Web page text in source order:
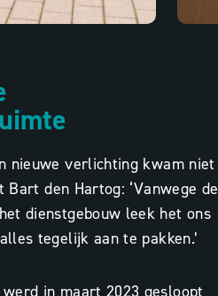
nieuwe verlichting kwam niet
den Hartog: ‘Vanwege de
dienstgebouw leek het ons
tegelijk aan te pakken.’
in maart 2023 gesloopt